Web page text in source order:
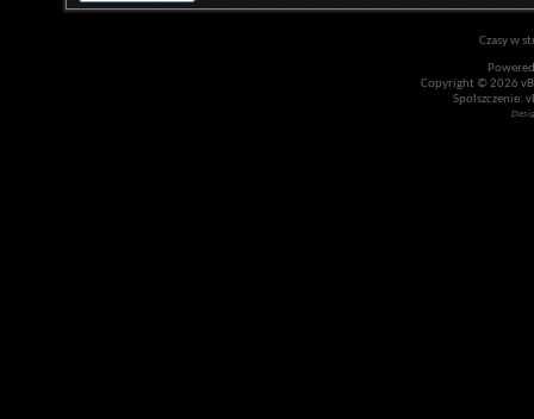
Czasy w
Copyright © 2026
Spolszczenie: